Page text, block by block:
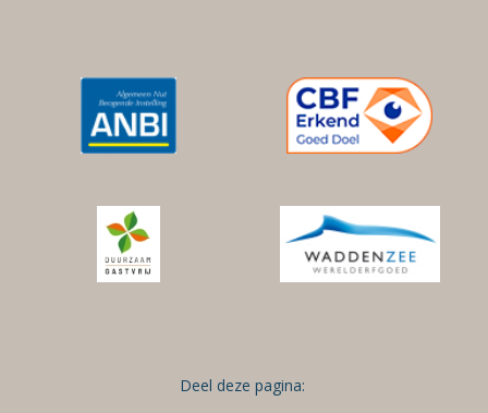
Deel deze pagina: